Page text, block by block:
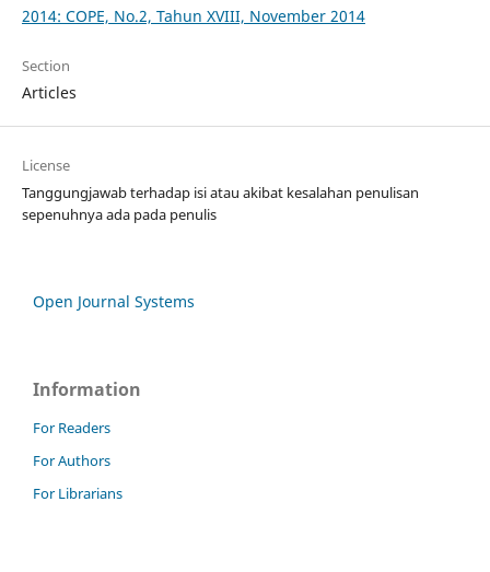
2014: COPE, No.2, Tahun XVIII, November 2014
Section
Articles
License
Tanggungjawab terhadap isi atau akibat kesalahan penulisan
sepenuhnya ada pada penulis
Open Journal Systems
Information
For Readers
For Authors
For Librarians